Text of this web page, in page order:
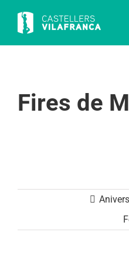
content
Fires de